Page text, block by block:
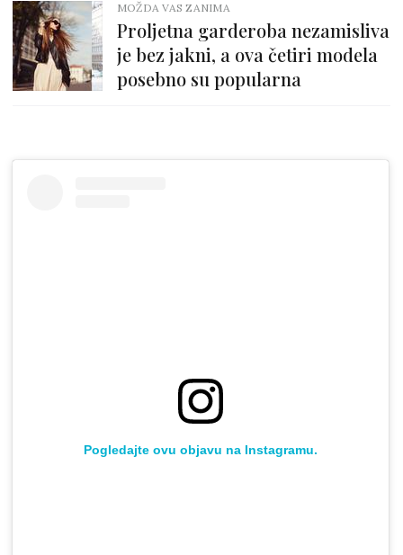
MOŽDA VAS ZANIMA
Proljetna garderoba nezamisliva
je bez jakni, a ova četiri modela
posebno su popularna
Pogledajte ovu objavu na Instagramu.